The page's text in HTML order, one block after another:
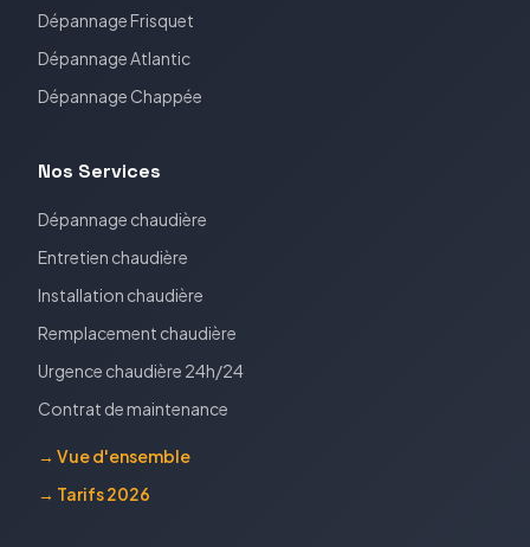
DépannageFrisquet
DépannageAtlantic
Dépannage Chappée
Nos Services
Dépannage chaudière
Entretien chaudière
Installation chaudière
Remplacement chaudière
Urgence chaudière 24h/24
Contrat de maintenance
→ Vue d'ensemble
→ Tarifs 2026